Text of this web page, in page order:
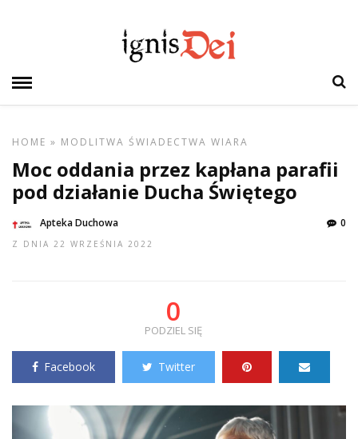
HOME » MODLITWA ŚWIADECTWA WIARA
Moc oddania przez kapłana parafii
pod działanie Ducha Świętego
Apteka Duchowa
Z DNIA 22 WRZEŚNIA 2022
0
0
PODZIEL SIĘ
Facebook Twitter